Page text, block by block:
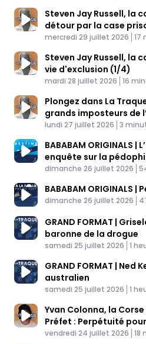
Steven Jay Russell, la
détour par la case
Published At
mercredi 29 juillet 2026 17
Steven Jay Russell, la
vie d'exclusion (1/4)
Published At
mardi 28 juillet 2026 Time
16
Plongez dans La Traque... de l’un
grands imposteurs de
américaine : Steven Jay
Published At
lundi 27 juillet 2026 Time
3
BABABAM ORIGINALS
enquête sur la
catholique
Published At
dimanche 26 juillet 2026
BABABAM ORIGINALS
Published At
dimanche 26 juillet 2026
GRAND FORMAT |
baronne de la drogue
Published At
samedi 25 juillet 2026 1
GRAND FORMAT | Ned
australien
Published At
samedi 25 juillet 2026 1
Yvan Colonna, la
Préfet : Perpétuité
Published At
vendredi 24 juillet 2026 18